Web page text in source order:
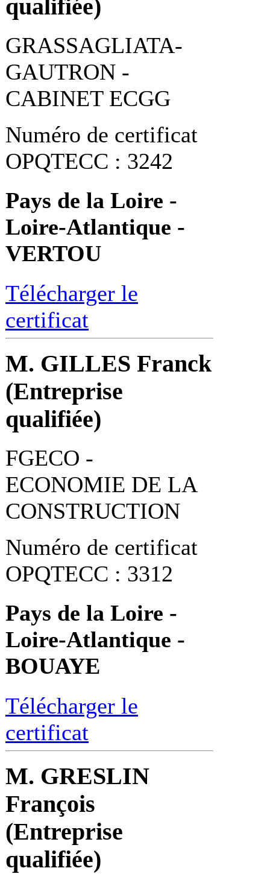
qualifiée)
GRASSAGLIATA-
GAUTRON -
CABINET ECGG
Numéro de certificat
OPQTECC : 3242
Pays de la Loire -
Loire-Atlantique -
VERTOU
Télécharger le
certificat
M. GILLES Franck
(Entreprise
qualifiée)
FGECO -
ECONOMIE DE LA
CONSTRUCTION
Numéro de certificat
OPQTECC : 3312
Pays de la Loire -
Loire-Atlantique -
BOUAYE
Télécharger le
certificat
M. GRESLIN
François
(Entreprise
qualifiée)